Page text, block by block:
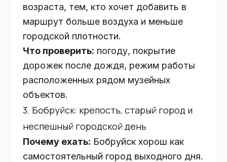
возраста, тем, кто хочет добавить в
маршрут больше воздуха и меньше
городской плотности.
Что проверить: погоду, покрытие
дорожек после дождя, режим работы
расположенных рядом музейных
объектов.
3. Бобруйск: крепость, старый город и
неспешный городской день
Почему ехать: Бобруйск хорош как
самостоятельный город выходного дня.